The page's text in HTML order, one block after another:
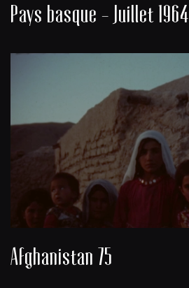
Pays basque - Juillet 1964
Afghanistan 75